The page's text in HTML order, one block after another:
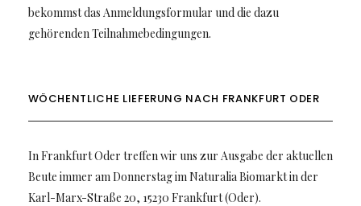
bekommst das Anmeldungsformular und die dazu
gehörenden Teilnahmebedingungen.
WÖCHENTLICHE LIEFERUNG NACH FRANKFURT ODER
In Frankfurt Oder treffen wir uns zur Ausgabe der aktuellen
Beute immer am Donnerstag im Naturalia Biomarkt in der
Karl-Marx-Straße 20, 15230 Frankfurt (Oder).